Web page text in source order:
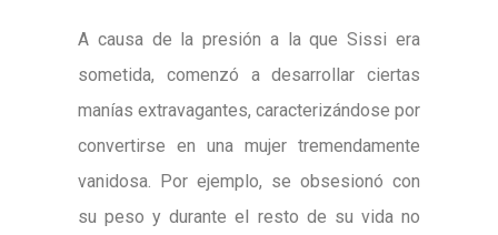
A causa de la presión a la que Sissi era
sometida, comenzó a desarrollar ciertas
manías extravagantes, caracterizándose por
convertirse en una mujer tremendamente
vanidosa. Por ejemplo, se obsesionó con
su peso y durante el resto de su vida no